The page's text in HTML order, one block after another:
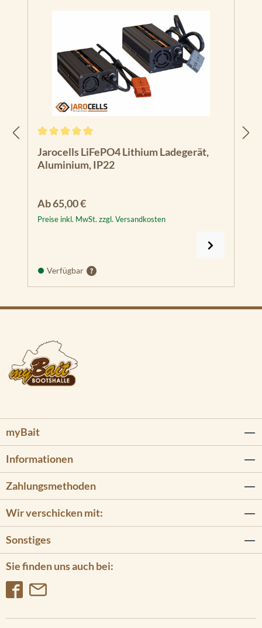
Jarocells LiFePO4 Lithium Ladegerät,
Aluminium, IP22
Regulärer Preis:
Ab65,00 €
Preise inkl. MwSt. zzgl. Versandkosten
Verfügbar
myBait
Informationen
Sie finden uns auch bei:
Zahlungsmethoden
Wir verschicken mit:
Sonstiges